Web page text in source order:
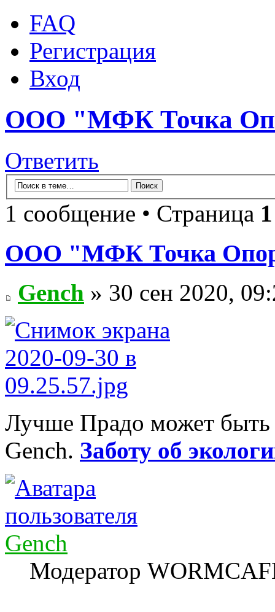
FAQ
Регистрация
Вход
ООО "МФК Точка
Ответить
1 сообщение • Страница 1
ООО "МФК Точка
Gench » 30 сен 2020,
Лучше Прадо может
Gench. Заботу об
Gench
Модератор